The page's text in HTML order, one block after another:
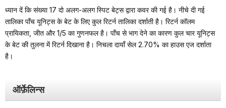
ध्यान दें कि संख्या 17 दो अलग-अलग स्पिट बेट्स द्वारा कवर की गई है। नीचे दी गई
तालिका पाँच यूनिट्स के बेट के लिए कुल रिटर्न तालिका दर्शाती है। रिटर्न कॉलम
प्रायिकता, जीत और 1/5 का गुणनफल है। पाँच से भाग देने का कारण कुल चार यूनिट्स
के बेट की तुलना में रिटर्न दिखाना है। निचला दायाँ सेल 2.70% का हाउस एज दर्शाता
है।
ऑर्फ़ेलिन्स